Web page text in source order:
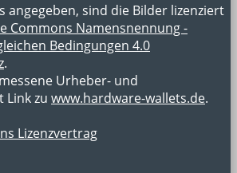
angegeben, sind die Bilder lizenziert
Commons Namensnennung -
Bedingungen 4.0
.
Urheber- und
Link zu www.hardware-wallets.de.